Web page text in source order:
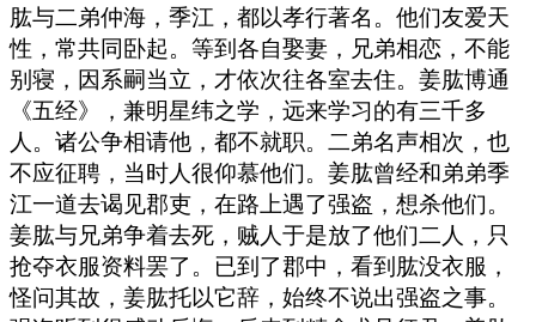
肱与二弟仲海，季江，都以孝行著名。他们友爱天
性，常共同卧起。等到各自娶妻，兄弟相恋，不能
别寝，因系嗣当立，才依次往各室去住。姜肱博通
《五经》，兼明星纬之学，远来学习的有三千多
人。诸公争相请他，都不就职。二弟名声相次，也
不应征聘，当时人很仰慕他们。姜肱曾经和弟弟季
江一道去谒见郡吏，在路上遇了强盗，想杀他们。
姜肱与兄弟争着去死，贼人于是放了他们二人，只
抢夺衣服资料罢了。已到了郡中，看到肱没衣服，
怪问其故，姜肱托以它辞，始终不说出强盗之事。